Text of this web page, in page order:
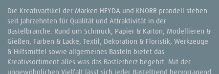
Die Kreativartikel der Marken HEYDA und KNORR prandell stehen
seit Jahrzehnten für Qualität und Attraktivität in der
Bastelbranche. Rund um Schmuck, Papier & Karton, Modellieren &
Gießen, Farben & Lacke, Textil, Dekoration & Floristik, Werkzeuge
& Hilfsmittel sowie allgemeines Basteln bietet das
Kreativsortiment alles was das Bastlerherz begehrt. Mit der
ungewöhnlichen Vielfalt lässt sich jeder Basteltrend hervorragend